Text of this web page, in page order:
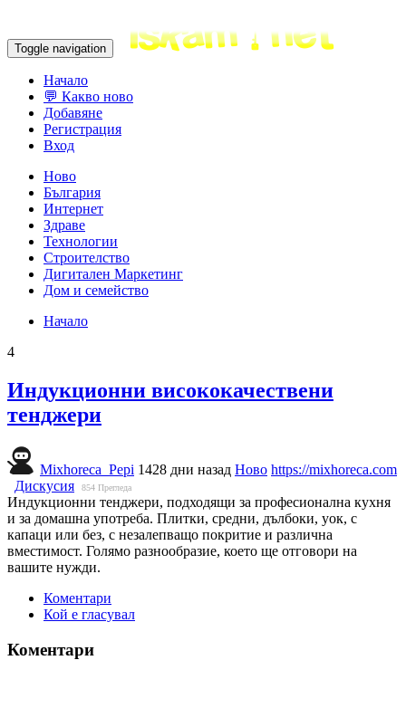
Toggle navigation
Начало
💬 Какво ново
Добавяне
Регистрация
Вход
Ново
България
Интернет
Здраве
Технологии
Строителство
Дигитален Маркетинг
Дом и семейство
Начало
4
Индукционни висококачествени
тенджери
Mixhoreca_Pepi 1428 дни назад Ново https://mixhoreca.com
Дискусия
854 Прегледа
Индукционни тенджери, подходящи за професионална кухня
и за домашна употреба. Плитки, средни, дълбоки, уок, с
капаци или без, с незалепващо покритие и различна
вместимост. Голямо разнообразие, което ще отговори на
вашите нужди.
Коментари
Кой е гласувал
Коментари